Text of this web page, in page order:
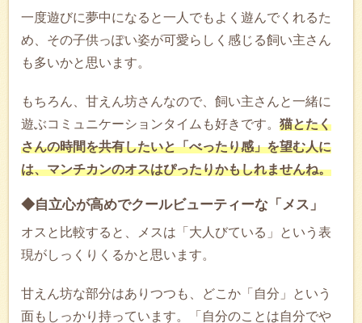
一度遊びに夢中になると一人でもよく遊んでくれるた
め、その子供っぽい姿が可愛らしく感じる飼い主さん
も多いかと思います。
もちろん、甘えん坊さんなので、飼い主さんと一緒に
遊ぶコミュニケーションタイムも好きです。 猫とたく
さんの時間を共有したいと「べったり感」を望む人に
は、マンチカンのオスはぴったりかもしれませんね。
◆自立心が高めでクールビューティーな「メス」
オスと比較すると、メスは「大人びている」という表
現がしっくりくるかと思います。
甘えん坊な部分はありつつも、どこか「自分」という
面もしっかり持っています。「自分のことは自分でや